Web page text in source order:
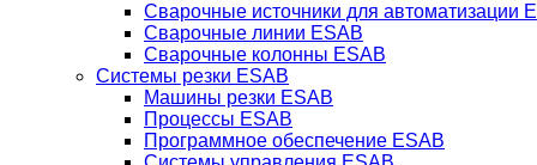
Сварочные источники для автоматизации
Сварочные линии ESAB
Сварочные колонны ESAB
Системы резки ESAB
Машины резки ESAB
Процессы ESAB
Программное обеспечение ESAB